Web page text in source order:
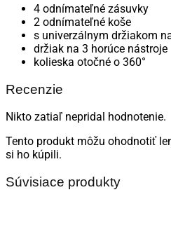
4 odnímateľné zásuvky
2 odnímateľné koše
s univerzálnym držiakom
držiak na 3 horúce nástroje
kolieska otočné o 360°
Recenzie
Nikto zatiaľ nepridal hodnotenie.
Tento produkt môžu ohodnotiť
si ho kúpili.
Súvisiace produkty